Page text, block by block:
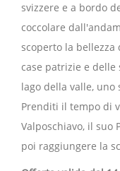
svizzere e a bordo
coccolare
scoperto la bellezza
case patrizie e delle
lago della valle,
Prenditi il tempo di
Valposchiavo, il suo
poi raggiungere la